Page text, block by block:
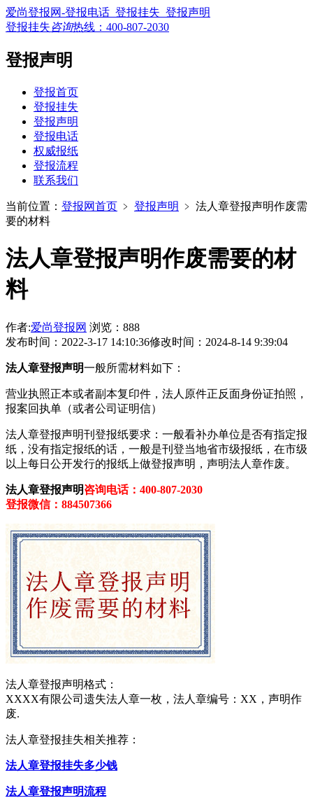
爱尚登报网-登报电话_登报挂失_登报声明
登报挂失咨询热线： 400-807-2030
登报声明
登报首页
登报挂失
登报声明
登报电话
权威报纸
登报流程
联系我们
当前位置： 登报网首页 ﹥ 登报声明 ﹥ 法人章登报声明作废需
要的材料
法人章登报声明作废需要的材
料
作者:爱尚登报网 浏览：888
发布时间：2022-3-17 14:10:36修改时间：2024-8-14 9:39:04
法人章登报声明一般所需材料如下：
营业执照正本或者副本复印件，法人原件正反面身份证拍照，
报案回执单（或者公司证明信）
法人章登报声明刊登报纸要求：一般看补办单位是否有指定报
纸，没有指定报纸的话，一般是刊登当地省市级报纸，在市级
以上每日公开发行的报纸上做登报声明，声明法人章作废。
法人章登报声明咨询电话：400-807-2030
登报微信：884507366
法人章登报声明格式：
XXXX有限公司遗失法人章一枚，法人章编号：XX，声明作
废.
法人章登报挂失相关推荐：
法人章登报挂失多少钱
法人章登报声明流程